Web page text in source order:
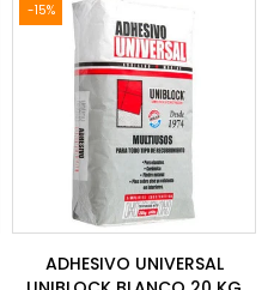
-15%
ADHESIVO UNIVERSAL